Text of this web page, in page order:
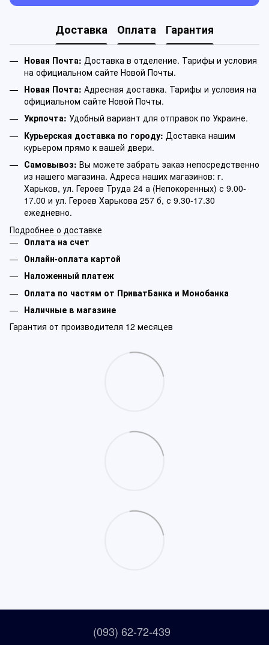
Доставка Оплата Гарантия
Новая Почта: Доставка в отделение. Тарифы и условия
на официальном сайте Новой Почты.
Новая Почта: Адресная доставка. Тарифы и условия на
официальном сайте Новой Почты.
Укрпочта: Удобный вариант для отправок по Украине.
Курьерская доставка по городу: Доставка нашим
курьером прямо к вашей двери.
Самовывоз: Вы можете забрать заказ непосредственно
из нашего магазина. Адреса наших магазинов: г.
Харьков, ул. Героев Труда 24 а (Непокоренных) с 9.00-
17.00 и ул. Героев Харькова 257 б, с 9.30-17.30
ежедневно.
Подробнее о доставке
Оплата на счет
Онлайн-оплата картой
Наложенный платеж
Оплата по частям от ПриватБанка и Монобанка
Наличные в магазине
Гарантия от производителя 12 месяцев
(093) 62-72-439